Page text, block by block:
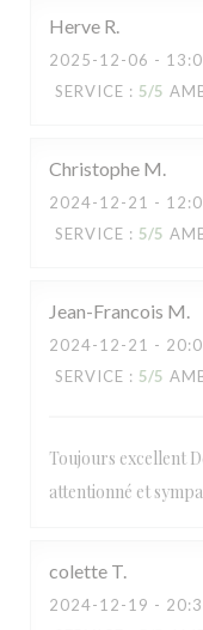
Herve R
2025-12-06 -
SERVICE : 5/5
Christophe M
2024-12-21 -
SERVICE : 5/5
Jean-Francois M
2024-12-21 -
SERVICE : 5/5
Toujours excellent
attentionné et
colette T
2024-12-19 -